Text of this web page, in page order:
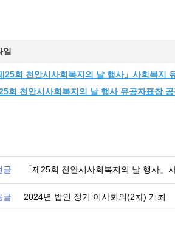
일
25회 천안시사회복지의 날 행사」사회복지
회 천안시사회복지의 날 행사 유공자표창
글 「제25회 천안시사회복지의 날 행사
글 2024년 법인 정기 이사회의(2차) 개최